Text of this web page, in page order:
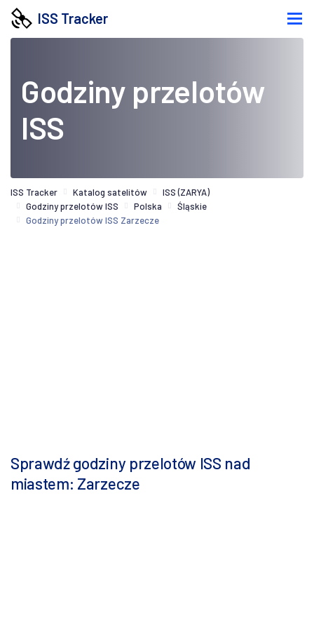
ISS Tracker
Godziny przelotów
ISS
ISS Tracker Katalog satelitów
ISS (ZARYA)
Godziny przelotów ISS
Polska
Śląskie
Godziny przelotów ISS Zarzecze
Sprawdź godziny przelotów ISS nad
miastem: Zarzecze